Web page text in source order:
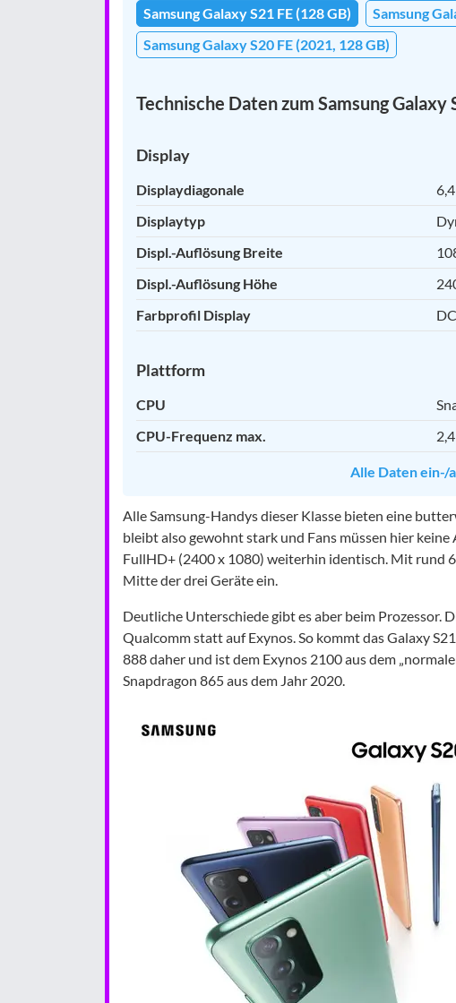
Samsung Galaxy S21 FE (128 GB)
Samsung
Samsung Galaxy S20 FE (2021, 128 GB)
Technische Daten zum Samsung Galaxy
Display
Displaydiagonale
Displaytyp
Displ.-Auflösung Breite
Displ.-Auflösung Höhe
Farbprofil Display
Plattform
CPU
CPU-Frequenz max.
Alle Daten ein-/
Alle Samsung-Handys dieser Klasse bieten eine
bleibt also gewohnt stark und Fans müssen hier
FullHD+ (2400 x 1080) weiterhin identisch. Mit rund
Mitte der drei Geräte ein.
Deutliche Unterschiede gibt es aber beim Prozessor.
Qualcomm statt auf Exynos. So kommt das Galaxy
888 daher und ist dem Exynos 2100 aus dem
Snapdragon 865 aus dem Jahr 2020.